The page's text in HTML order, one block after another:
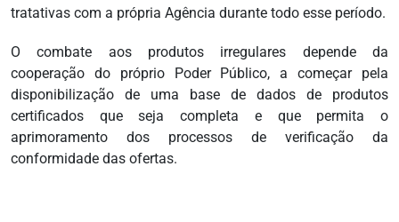
tratativas com a própria Agência durante todo esse período.
O combate aos produtos irregulares depende da
cooperação do próprio Poder Público, a começar pela
disponibilização de uma base de dados de produtos
certificados que seja completa e que permita o
aprimoramento dos processos de verificação da
conformidade das ofertas.